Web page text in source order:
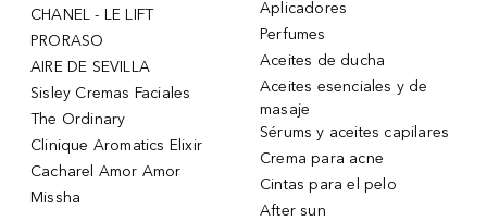
CHANEL - LE LIFT
PRORASO
AIRE DE SEVILLA
Sisley Cremas Faciales
The Ordinary
Clinique Aromatics Elixir
Cacharel Amor Amor
Missha
Aplicadores
Perfumes
Aceites de ducha
Aceites esenciales y de
masaje
Sérums y aceites capilares
Crema para acne
Cintas para el pelo
After sun